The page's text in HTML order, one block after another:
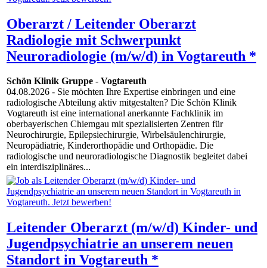
Oberarzt / Leitender Oberarzt
Radiologie mit Schwerpunkt
Neuroradiologie (m/w/d) in Vogtareuth *
Schön Klinik Gruppe - Vogtareuth
04.08.2026 - Sie möchten Ihre Expertise einbringen und eine
radiologische Abteilung aktiv mitgestalten? Die Schön Klinik
Vogtareuth ist eine international anerkannte Fachklinik im
oberbayerischen Chiemgau mit spezialisierten Zentren für
Neurochirurgie, Epilepsiechirurgie, Wirbelsäulenchirurgie,
Neuropädiatrie, Kinderorthopädie und Orthopädie. Die
radiologische und neuroradiologische Diagnostik begleitet dabei
ein interdisziplinäres...
Leitender Oberarzt (m/w/d) Kinder- und
Jugendpsychiatrie an unserem neuen
Standort in Vogtareuth *